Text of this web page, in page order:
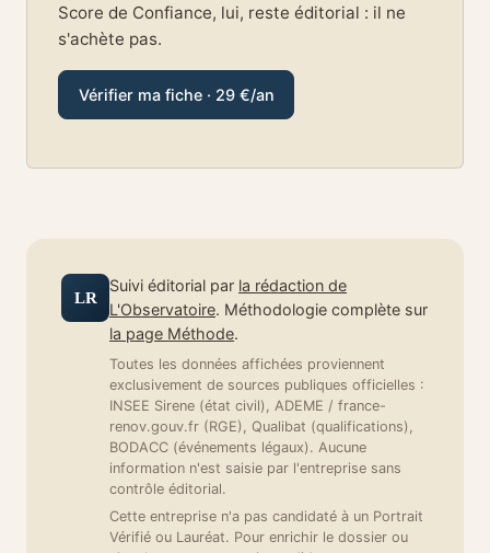
Score de Confiance, lui, reste éditorial : il ne
s'achète pas.
Vérifier ma fiche · 29 €/an
LR
Suivi éditorial par la rédaction de
L'Observatoire. Méthodologie complète sur
la page Méthode.
Toutes les données affichées proviennent
exclusivement de sources publiques officielles :
INSEE Sirene (état civil), ADEME / france-
renov.gouv.fr (RGE), Qualibat (qualifications),
BODACC (événements légaux). Aucune
information n'est saisie par l'entreprise sans
contrôle éditorial.
Cette entreprise n'a pas candidaté à un Portrait
Vérifié ou Lauréat. Pour enrichir le dossier ou